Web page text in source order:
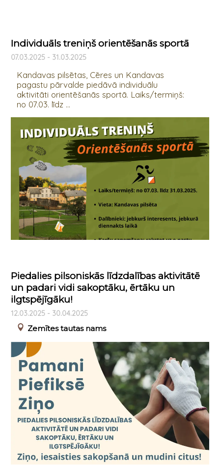
Individuāls treniņš orientēšanās sportā
07.03.2025 - 31.03.2025
Kandavas pilsētas, Cēres un Kandavas
pagastu pārvalde piedāvā individuālu
aktivitāti orientēšanās sportā. Laiks/termiņš:
no 07.03. līdz ...
Piedalies pilsoniskās līdzdalības aktivitātē
un padari vidi sakoptāku, ērtāku un
ilgtspējīgāku!
12.03.2025 - 30.04.2025
Zemītes tautas nams